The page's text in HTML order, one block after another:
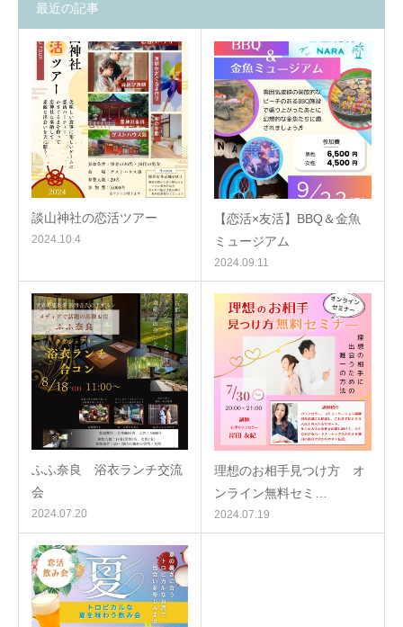
最近の記事
談山神社の恋活ツアー
2024.10.4
【恋活×友活】BBQ＆金魚
ミュージアム
2024.09.11
ふふ奈良 浴衣ランチ交流
会
2024.07.20
理想のお相手見つけ方 オ
ンライン無料セミ…
2024.07.19